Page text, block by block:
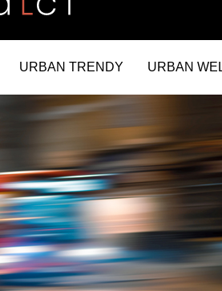
URBAN TRENDY URBAN